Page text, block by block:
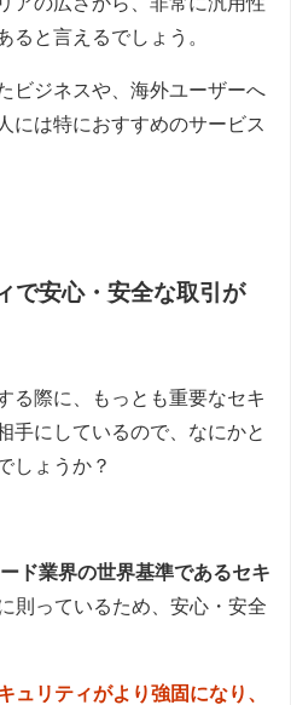
ると言えるでしょう。
ビジネスや、海外ユーザーへ
には特におすすめのサービス
で安心・安全な取引が
る際に、もっとも重要なセキ
手にしているので、なにかと
しょうか？
ド業界の世界基準であるセキ
則っているため、安心・安全
ュリティがより強固になり、